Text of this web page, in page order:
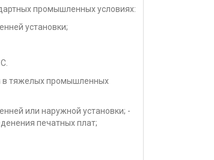
промышленных условиях:
установки;
в тяжелых промышленных
или наружной установки; -
печатных плат;